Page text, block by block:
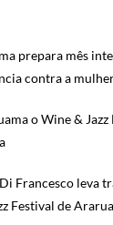
prepara mês
contra a
o Wine &
Francesco leva
Festival de